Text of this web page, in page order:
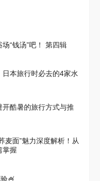
“钱汤”吧！ 第四辑
本旅行时必去的4家水
酷暑的旅行方式与推
麦面”魅力深度解析！从
掌握
🍧